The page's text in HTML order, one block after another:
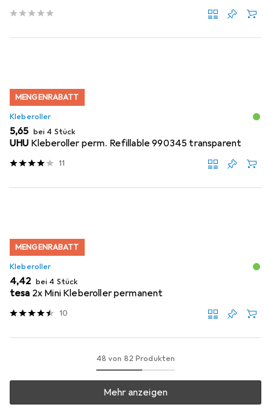
MENGENRABATT
Kleberoller
EUR
5,65 bei 4 Stück
UHU Kleberoller perm. Refillable 990345 transparent
11
MENGENRABATT
Kleberoller
EUR
4,42 bei 4 Stück
tesa 2x Mini Kleberoller permanent
10
48 von 82 Produkten
Mehr anzeigen